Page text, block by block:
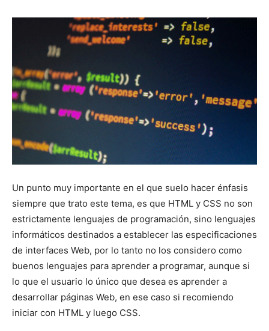
Un punto muy importante en el que suelo hacer énfasis
siempre que trato este tema, es que HTML y CSS no son
estrictamente lenguajes de programación, sino lenguajes
informáticos destinados a establecer las especificaciones
de interfaces Web, por lo tanto no los considero como
buenos lenguajes para aprender a programar, aunque si
lo que el usuario lo único que desea es aprender a
desarrollar páginas Web, en ese caso si recomiendo
iniciar con HTML y luego CSS.